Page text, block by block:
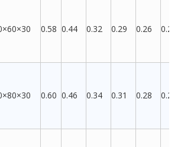
0.58 0.44 0.32 0.29 0.26 0.26
0.60 0.46 0.34 0.31 0.28 0.27